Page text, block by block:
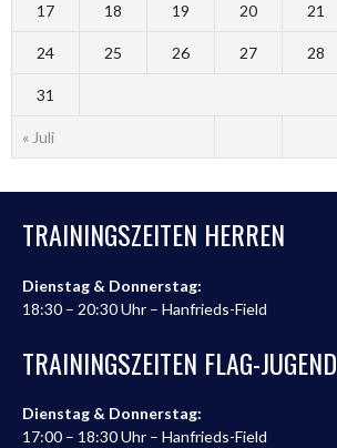
« Juli
17 18 19 20 21
24 25 26 27 28
31
TRAININGSZEITEN HERREN
Dienstag & Donnerstag:
18:30 – 20:30 Uhr – Hanfrieds-Field
TRAININGSZEITEN FLAG-JUGEND
Dienstag & Donnerstag:
17:00 – 18:30 Uhr – Hanfrieds-Field